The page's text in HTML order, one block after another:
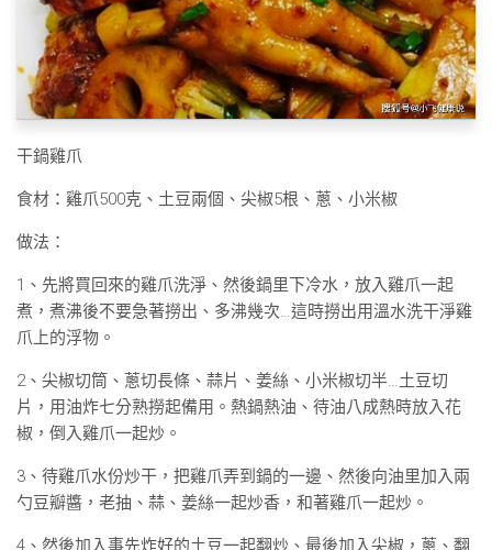
干鍋雞爪
食材：雞爪500克、土豆兩個、尖椒5根、蔥、小米椒
做法：
1、先將買回來的雞爪洗淨、然後鍋里下冷水，放入雞爪一起
煮，煮沸後不要急著撈出、多沸幾次…這時撈出用溫水洗干淨雞
爪上的浮物。
2、尖椒切筒、蔥切長條、蒜片、姜絲、小米椒切半…土豆切
片，用油炸七分熟撈起備用。熱鍋熱油、待油八成熱時放入花
椒，倒入雞爪一起炒。
3、待雞爪水份炒干，把雞爪弄到鍋的一邊、然後向油里加入兩
勺豆瓣醬，老抽、蒜、姜絲一起炒香，和著雞爪一起炒。
4、然後加入事先炸好的土豆一起翻炒、最後加入尖椒，蔥、翻